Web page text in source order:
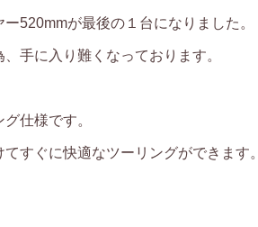
520mmが最後の１台になりました。
手に入り難くなっております。
仕様です。
すぐに快適なツーリングができます。